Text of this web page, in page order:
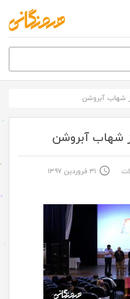
شهاب آبروشن
شهاب آبروشن
۳۱ فروردین ۱۳۹۷